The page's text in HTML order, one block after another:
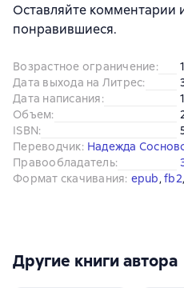
Оставляйте комментарии
понравившиеся.
Возрастное ограничение:
Дата выхода на Литрес:
Дата написания:
Объем:
ISBN:
Переводчик: Надежда
Правообладатель:
Формат скачивания: epub, fb2,
Другие книги автора